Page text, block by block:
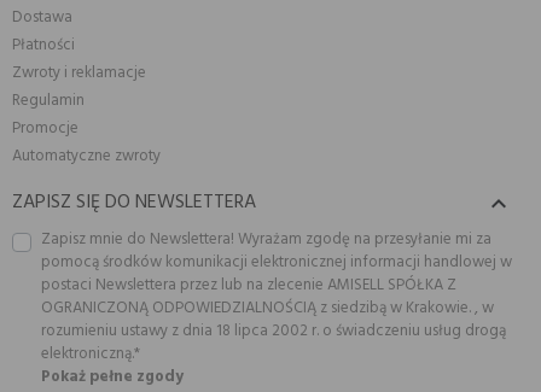
Dostawa
Płatności
Zwroty i reklamacje
Regulamin
Promocje
Automatyczne zwroty
ZAPISZ SIĘ DO NEWSLETTERA 
Zapisz mnie do Newslettera! Wyrażam zgodę na przesyłanie mi za
pomocą środków komunikacji elektronicznej informacji handlowej w
postaci Newslettera przez lub na zlecenie AMISELL SPÓŁKA Z
OGRANICZONĄ ODPOWIEDZIALNOŚCIĄ z siedzibą w Krakowie. , w
rozumieniu ustawy z dnia 18 lipca 2002 r. o świadczeniu usług drogą
elektroniczną.*
Pokaż pełne zgody